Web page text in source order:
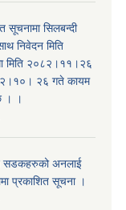
सिलबन्दी
निवेदन मिति
मिति २०८२।११।२६
२६ गते कायम
। ।
सडकहरुको अनलाई
प्रकाशित सूचना ।